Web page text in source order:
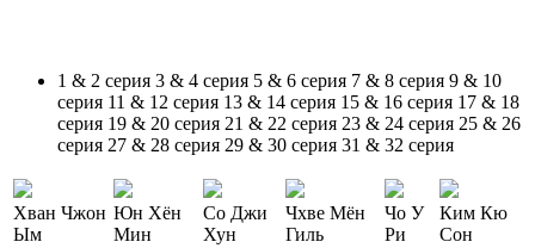
1 & 2 серия 3 & 4 серия 5 & 6 серия 7 & 8 серия 9 & 10
серия 11 & 12 серия 13 & 14 серия 15 & 16 серия 17 & 18
серия 19 & 20 серия 21 & 22 серия 23 & 24 серия 25 & 26
серия 27 & 28 серия 29 & 30 серия 31 & 32 серия
Хван Чжон
Ым
Юн Хён
Мин
Со Джи
Хун
Чхве Мён
Гиль
Чо У
Ри
Ким Кю
Сон